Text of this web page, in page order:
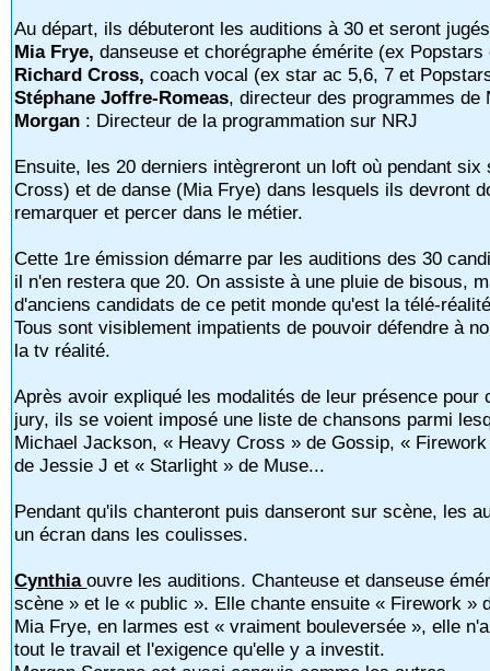
Au départ, ils débuteront les auditions à 30 et seront
Mia Frye, danseuse et chorégraphe émérite (ex
Richard Cross, coach vocal (ex star ac 5,6, 7 et
Stéphane Joffre-Romeas, directeur des programmes de
Morgan : Directeur de la programmation sur NRJ
Ensuite, les 20 derniers intègreront un loft où pendant
Cross) et de danse (Mia Frye) dans lesquels ils devront
remarquer et percer dans le métier.
Cette 1re émission démarre par les auditions des 30
il n'en restera que 20. On assiste à une pluie de bisous,
d'anciens candidats de ce petit monde qu'est la télé-
Tous sont visiblement impatients de pouvoir défendre à
la tv réalité.
Après avoir expliqué les modalités de leur présence
jury, ils se voient imposé une liste de chansons parmi
Michael Jackson, « Heavy Cross » de Gossip, «
de Jessie J et « Starlight » de Muse...
Pendant qu'ils chanteront puis danseront sur scène, les
un écran dans les coulisses.
Cynthiaouvre les auditions. Chanteuse et danseuse
scène » et le « public ». Elle chante ensuite « Firework »
Mia Frye, en larmes est « vraiment bouleversée », elle
tout le travail et l'exigence qu'elle y a investit.